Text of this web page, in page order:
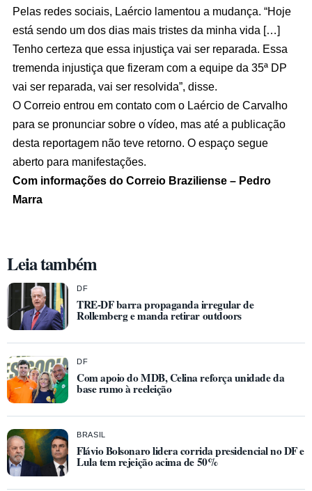
Pelas redes sociais, Laércio lamentou a mudança. “Hoje
está sendo um dos dias mais tristes da minha vida […]
Tenho certeza que essa injustiça vai ser reparada. Essa
tremenda injustiça que fizeram com a equipe da 35ª DP
vai ser reparada, vai ser resolvida”, disse.
O Correio entrou em contato com o Laércio de Carvalho
para se pronunciar sobre o vídeo, mas até a publicação
desta reportagem não teve retorno. O espaço segue
aberto para manifestações.
Com informações do Correio Braziliense – Pedro
Marra
Leia também
DF
TRE-DF barra propaganda irregular de
Rollemberg e manda retirar outdoors
DF
Com apoio do MDB, Celina reforça unidade da
base rumo à reeleição
BRASIL
Flávio Bolsonaro lidera corrida presidencial no DF e
Lula tem rejeição acima de 50%